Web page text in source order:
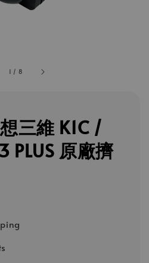
1 / 8
三維 K1C /
PLUS 原廠擠